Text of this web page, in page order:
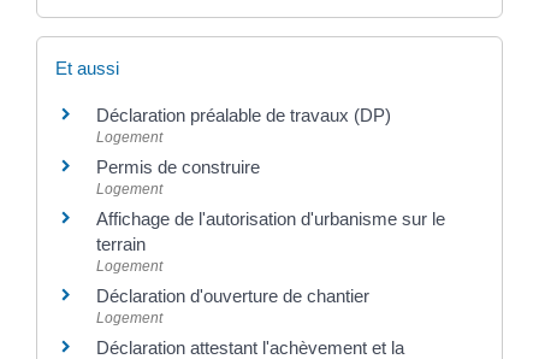
Et aussi
Déclaration préalable de travaux (DP)
Logement
Permis de construire
Logement
Affichage de l'autorisation d'urbanisme sur le
terrain
Logement
Déclaration d'ouverture de chantier
Logement
Déclaration attestant l'achèvement et la